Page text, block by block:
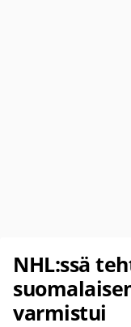
NHL:ssä
varmistui